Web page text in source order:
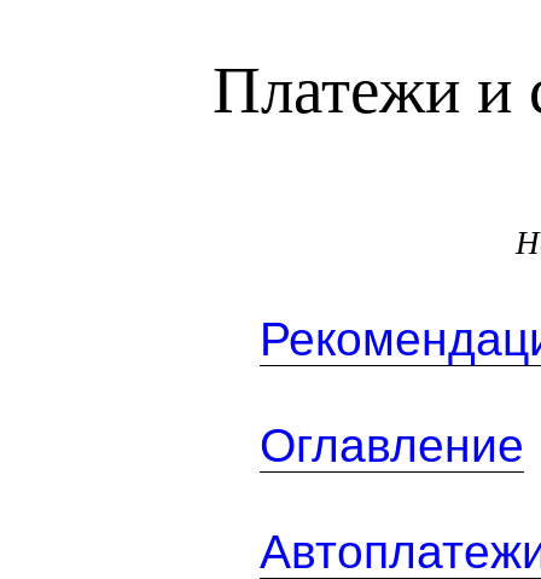
Платежи и
Оглавление